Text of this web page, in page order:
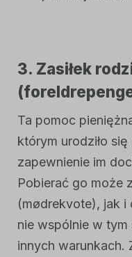
3. Zasiłek
(
Ta pomoc
którym urodziło
zapewnienie im
Pobierać go może
(mødrekvote), jak i
nie wspólnie w tym
innych warunkach.